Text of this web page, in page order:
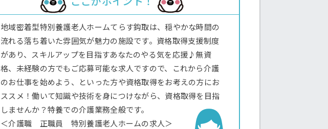
地域密着型特別養護老人ホームてらす鈎取は、穏やかな時間の
流れる落ち着いた雰囲気が魅力の施設です。資格取得支援制度
があり、スキルアップを目指すあなたのやる気を応援♪無資
格、未経験の方でもご応募可能な求人ですので、これから介護
のお仕事を始めよう、といった方や資格取得をお考えの方にお
ススメ！働いて知識や技術を身につけながら、資格取得を目指
しませんか？特養での介護業務全般です。
＜介護職 正職員 特別養護老人ホームの求人＞